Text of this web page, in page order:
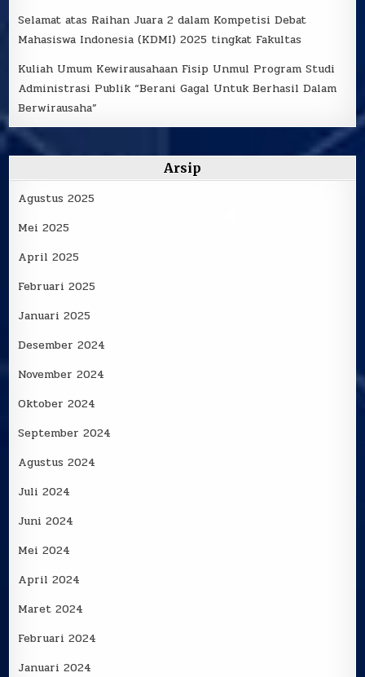
Selamat atas Raihan Juara 2 dalam Kompetisi Debat
Mahasiswa Indonesia (KDMI) 2025 tingkat Fakultas
Kuliah Umum Kewirausahaan Fisip Unmul Program Studi
Administrasi Publik “Berani Gagal Untuk Berhasil Dalam
Berwirausaha”
Arsip
Agustus 2025
Mei 2025
April 2025
Februari 2025
Januari 2025
Desember 2024
November 2024
Oktober 2024
September 2024
Agustus 2024
Juli 2024
Juni 2024
Mei 2024
April 2024
Maret 2024
Februari 2024
Januari 2024